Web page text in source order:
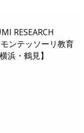
RESEARCH
モンテッソーリ教育
浜・鶴見】